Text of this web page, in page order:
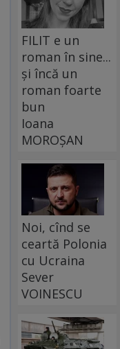
FILIT e un
roman în sine...
și încă un
roman foarte
bun
Ioana
MOROȘAN
Noi, cînd se
ceartă Polonia
cu Ucraina
Sever
VOINESCU